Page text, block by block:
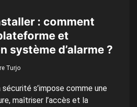
: comment
et
système d’alarme ?
Turjo
sécurité s’impose comme une
maîtriser l’accès et la